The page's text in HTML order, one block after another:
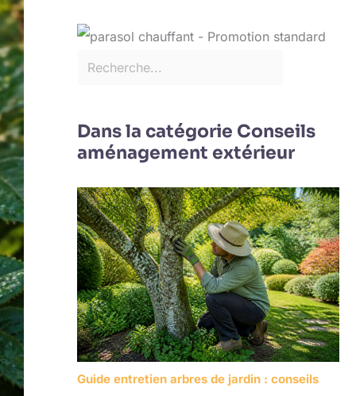
Dans la catégorie Conseils
aménagement extérieur
Guide entretien arbres de jardin : conseils